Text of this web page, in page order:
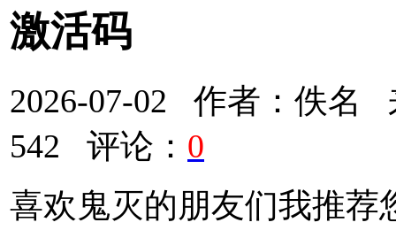
激活码
2026-07-02 作者：佚名
542 评论： 0
喜欢鬼灭的朋友们我推荐